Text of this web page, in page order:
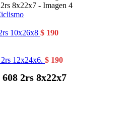
10x26x8 $ 190
12x24x6. $ 190
2rs 8x22x7